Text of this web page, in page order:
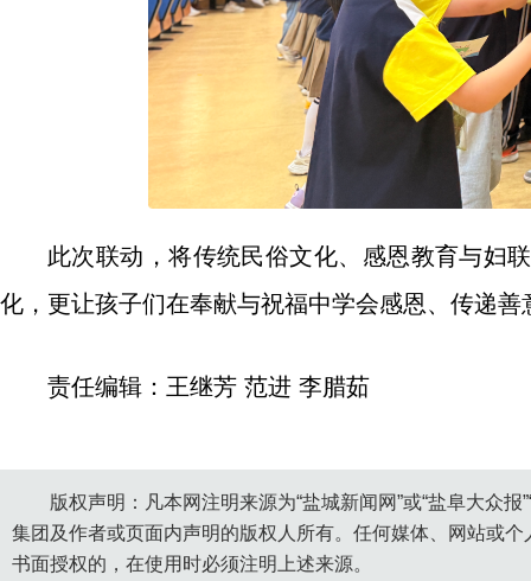
此次联动，将传统民俗文化、感恩教育与妇
化，更让孩子们在奉献与祝福中学会感恩、传递善
责任编辑：王继芳 范进 李腊茹
版权声明：凡本网注明来源为“盐城新闻网”或“盐阜大众
集团及作者或页面内声明的版权人所有。任何媒体、网站或
书面授权的，在使用时必须注明上述来源。